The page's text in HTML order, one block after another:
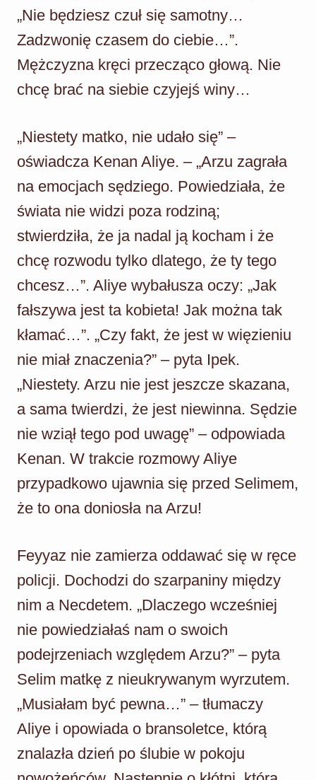
„Nie będziesz czuł się samotny…
Zadzwonię czasem do ciebie…”.
Mężczyzna kręci przecząco głową. Nie
chcę brać na siebie czyjejś winy…
„Niestety matko, nie udało się” –
oświadcza Kenan Aliye. – „Arzu zagrała
na emocjach sędziego. Powiedziała, że
świata nie widzi poza rodziną;
stwierdziła, że ja nadal ją kocham i że
chcę rozwodu tylko dlatego, że ty tego
chcesz…”. Aliye wybałusza oczy: „Jak
fałszywa jest ta kobieta! Jak można tak
kłamać…”. „Czy fakt, że jest w więzieniu
nie miał znaczenia?” – pyta Ipek.
„Niestety. Arzu nie jest jeszcze skazana,
a sama twierdzi, że jest niewinna. Sędzie
nie wziął tego pod uwagę” – odpowiada
Kenan. W trakcie rozmowy Aliye
przypadkowo ujawnia się przed Selimem,
że to ona doniosła na Arzu!
Feyyaz nie zamierza oddawać się w ręce
policji. Dochodzi do szarpaniny między
nim a Necdetem. „Dlaczego wcześniej
nie powiedziałaś nam o swoich
podejrzeniach względem Arzu?” – pyta
Selim matkę z nieukrywanym wyrzutem.
„Musiałam być pewna…” – tłumaczy
Aliye i opowiada o bransoletce, którą
znalazła dzień po ślubie w pokoju